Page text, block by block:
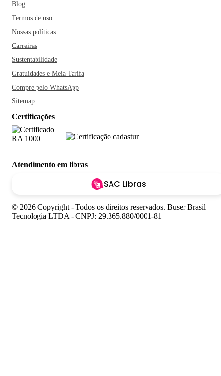
Blog
Termos de uso
Nossas políticas
Carreiras
Sustentabilidade
Gratuidades e Meia Tarifa
Compre pelo WhatsApp
Sitemap
Certificações
Atendimento em libras
SAC Libras
© 2026 Copyright - Todos os direitos reservados. Buser Brasil
Tecnologia LTDA - CNPJ: 29.365.880/0001-81